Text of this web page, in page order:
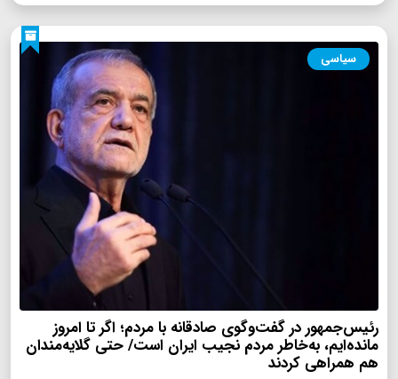
سیاسی
رئیس‌جمهور در گفت‌وگوی صادقانه با مردم؛ اگر تا امروز
مانده‌ایم، به‌خاطر مردم نجیب ایران است/ حتی گلایه‌مندان
هم همراهی کردند